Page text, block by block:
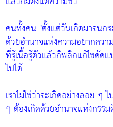
คนทั้งคน "ตั้งแต่วันเกิดมาจนก
ด้วยอำนาจแห่งความอยากคว
ที่รู้เนื้อรู้ตัวแล้วก็พลิกแก้ไขดัดแ
ไปได้
เราไม่ใช่ว่าจะเกิดอย่างลอย ๆ
ๆ ต้องเกิดด้วยอำนาจแห่งกรร